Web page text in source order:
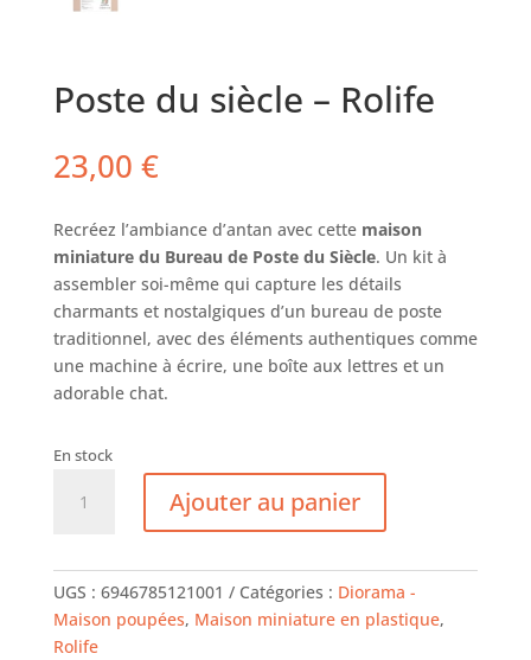
Poste du siècle – Rolife
23,00 €
Recréez l’ambiance d’antan avec cette maison
miniature du Bureau de Poste du Siècle. Un kit à
assembler soi-même qui capture les détails
charmants et nostalgiques d’un bureau de poste
traditionnel, avec des éléments authentiques comme
une machine à écrire, une boîte aux lettres et un
adorable chat.
En stock
siècle
-
Rolife
Ajouter au panier
UGS : 6946785121001 Catégories : Diorama -
Maison poupées, Maison miniature en plastique,
Rolife